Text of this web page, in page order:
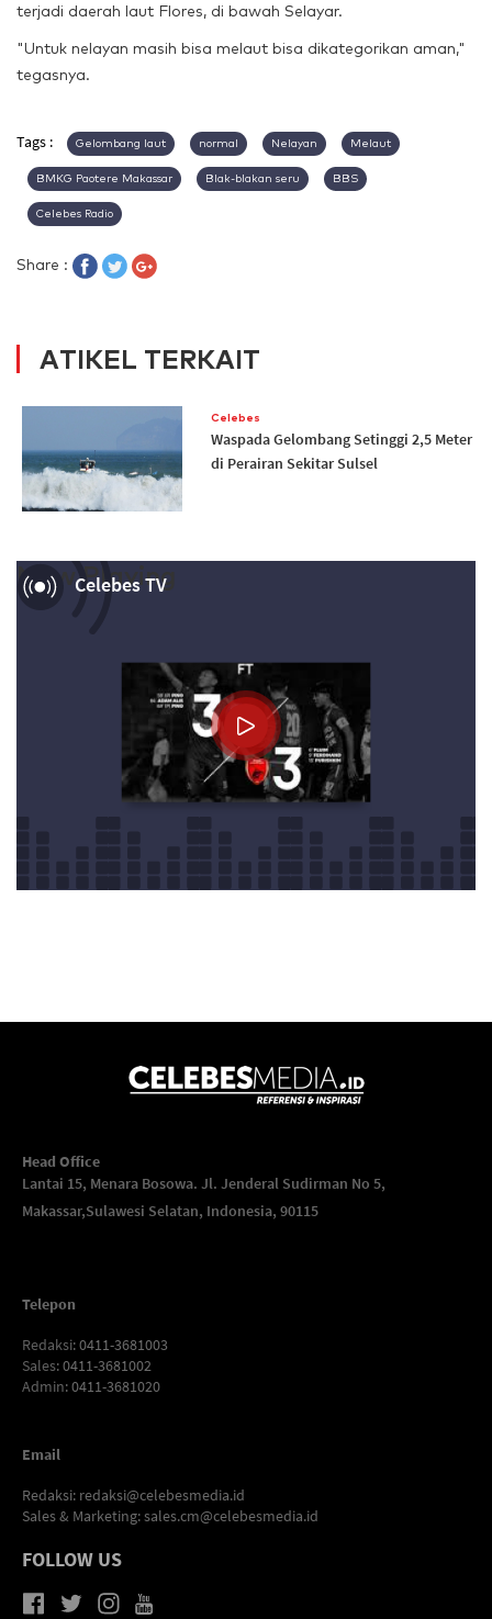
terjadi daerah laut Flores, di bawah Selayar.
"Untuk nelayan masih bisa melaut bisa dikategorikan aman,"
tegasnya.
Tags : Gelombang laut normal Nelayan Melaut
BMKG Paotere Makassar Blak-blakan seru BBS
Celebes Radio
Share :
ATIKEL TERKAIT
Celebes
Waspada Gelombang Setinggi 2,5 Meter
di Perairan Sekitar Sulsel
Celebes TV
Now Playing
Head Office
Lantai 15, Menara Bosowa. Jl. Jenderal Sudirman No 5,
Makassar,Sulawesi Selatan, Indonesia, 90115
Telepon
Redaksi: 0411-3681003
Sales: 0411-3681002
Admin: 0411-3681020
Email
Redaksi: redaksi@celebesmedia.id
Sales & Marketing:sales.cm@celebesmedia.id
FOLLOW US